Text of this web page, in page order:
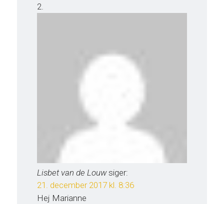
Lisbet van de Louw siger:
21. december 2017 kl. 8:36
Hej Marianne